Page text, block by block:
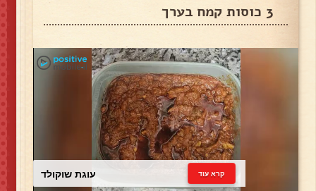
3 כוסות קמח בערך
עוגת שוקולד קרא עוד